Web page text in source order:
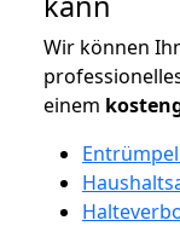
Wir können
einem